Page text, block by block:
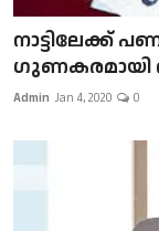
നാട്ടിലേക്ക്
ഗുണകരമായി
Admin Jan 4, 2020 0